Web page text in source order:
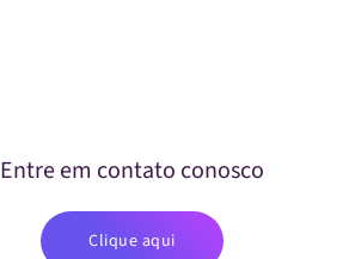
Entre em contato conosco
Clique aqui